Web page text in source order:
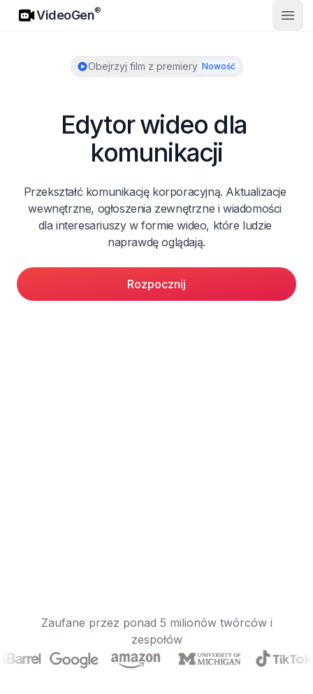
VideoGen
VideoGen®
Obejrzyj film z premiery Nowość
Edytor wideo dla
komunikacji
Przekształć komunikację korporacyjną. Aktualizacje
wewnętrzne, ogłoszenia zewnętrzne i wiadomości
dla interesariuszy w formie wideo, które ludzie
naprawdę oglądają.
Rozpocznij
Zaufane przez ponad 5 milionów twórców i
zespołów